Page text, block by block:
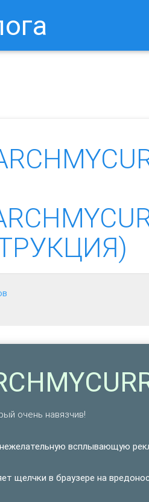
очень навязчив!
нежелательную всплывающую
щелчки в браузере на